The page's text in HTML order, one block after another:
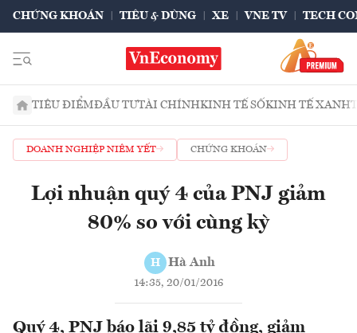
CHỨNG KHOÁN TIÊU & DÙNG XE VNE TV TECH
TIÊU ĐIỂMĐẦU TƯTÀI CHÍNHKINH TẾ SỐKINH TẾ XANH
DOANH NGHIỆP NIÊM YẾT CHỨNG KHOÁN
Lợi nhuận quý 4 của PNJ giảm
80% so với cùng kỳ
H Hà Anh
14:35, 20/01/2016
Quý 4, PNJ báo lãi 9,85 tỷ đồng, giảm